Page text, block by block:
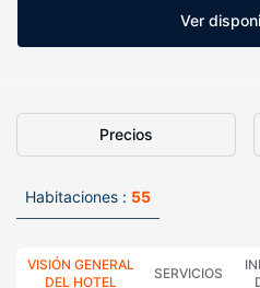
Ver
Precios
Habitaciones : 55
VISIÓN GENERAL
DEL HOTEL
SERVICIOS